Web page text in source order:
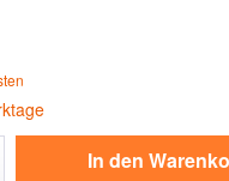
In den